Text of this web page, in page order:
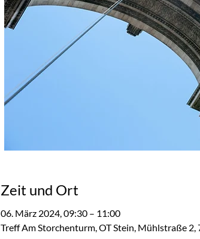
Zeit und Ort
06. März 2024, 09:30 – 11:00
Treff Am Storchenturm, OT Stein, Mühlstraße